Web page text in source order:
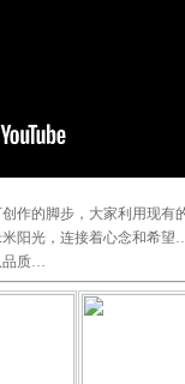
作的脚步，大家利用现
阳光，连接着心念和希
品质…